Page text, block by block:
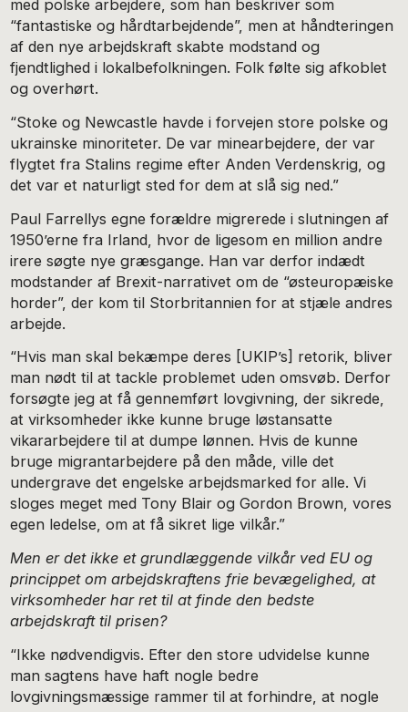
med polske arbejdere, som han beskriver som
“fantastiske og hårdtarbejdende”, men at håndteringen
af den nye arbejdskraft skabte modstand og
fjendtlighed i lokalbefolkningen. Folk følte sig afkoblet
og overhørt.
“Stoke og Newcastle havde i forvejen store polske og
ukrainske minoriteter. De var minearbejdere, der var
flygtet fra Stalins regime efter Anden Verdenskrig, og
det var et naturligt sted for dem at slå sig ned.”
Paul Farrellys egne forældre migrerede i slutningen af
1950’erne fra Irland, hvor de ligesom en million andre
irere søgte nye græsgange. Han var derfor indædt
modstander af Brexit-narrativet om de “østeuropæiske
horder”, der kom til Storbritannien for at stjæle andres
arbejde.
“Hvis man skal bekæmpe deres [UKIP’s] retorik, bliver
man nødt til at tackle problemet uden omsvøb. Derfor
forsøgte jeg at få gennemført lovgivning, der sikrede,
at virksomheder ikke kunne bruge løstansatte
vikararbejdere til at dumpe lønnen. Hvis de kunne
bruge migrantarbejdere på den måde, ville det
undergrave det engelske arbejdsmarked for alle. Vi
sloges meget med Tony Blair og Gordon Brown, vores
egen ledelse, om at få sikret lige vilkår.”
Men er det ikke et grundlæggende vilkår ved EU og
princippet om arbejdskraftens frie bevægelighed, at
virksomheder har ret til at finde den bedste
arbejdskraft til prisen?
“Ikke nødvendigvis. Efter den store udvidelse kunne
man sagtens have haft nogle bedre
lovgivningsmæssige rammer til at forhindre, at nogle